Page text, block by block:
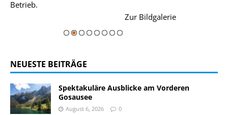
Betrieb.
Zur Bildgalerie
NEUESTE BEITRÄGE
Spektakuläre Ausblicke am Vorderen
Gosausee
August 6, 2026 0